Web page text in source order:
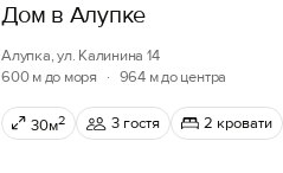
Дом в Алупке
Алупка, ул. Калинина 14
600 м до моря
· 964 м до центра
30м2 3 гостя 2 кровати